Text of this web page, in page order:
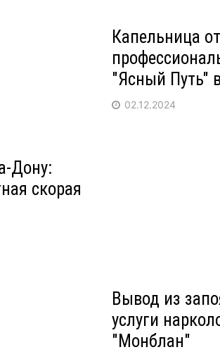
Капельница
"Ясный Путь"
02.12.2024
Дону:
скорая
Вывод из
услуги
"Монблан"